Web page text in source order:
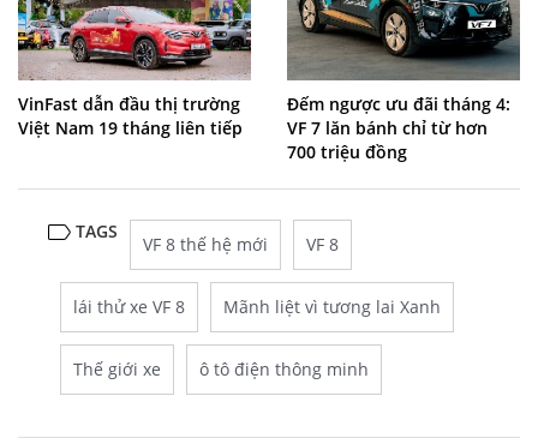
VinFast dẫn đầu thị trường
Việt Nam 19 tháng liên tiếp
Đếm ngược ưu đãi tháng 4:
VF 7 lăn bánh chỉ từ hơn
700 triệu đồng
TAGS
VF 8 thế hệ mới VF 8
lái thử xe VF 8 Mãnh liệt vì tương lai Xanh
Thế giới xe ô tô điện thông minh